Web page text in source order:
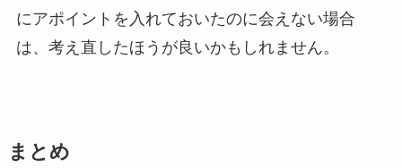
にアポイントを入れておいたのに会えない場合
は、考え直したほうが良いかもしれません。
まとめ